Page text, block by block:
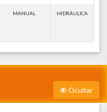
MANUAL HIDRÁULICA
Ocultar